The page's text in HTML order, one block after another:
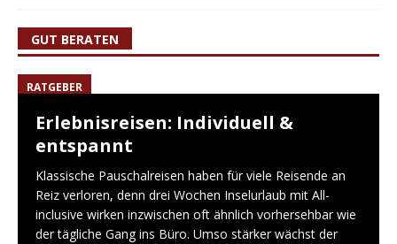
GUT BERATEN
RATGEBER
Erlebnisreisen: Individuell &
entspannt
Klassische Pauschalreisen haben für viele Reisende an
Reiz verloren, denn drei Wochen Inselurlaub mit All-
inclusive wirken inzwischen oft ähnlich vorhersehbar wie
der tägliche Gang ins Büro. Umso stärker wächst der